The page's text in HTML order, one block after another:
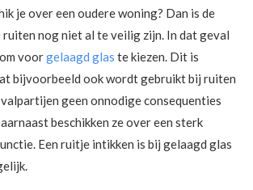
je over een oudere woning? Dan is de
nog niet al te veilig zijn. In dat geval
voorgelaagd glas te kiezen. Dit is
bijvoorbeeld ook wordt gebruikt bij ruiten
geen onnodige consequenties
beschikken ze over een sterk
Een ruitje intikken is bij gelaagd glas